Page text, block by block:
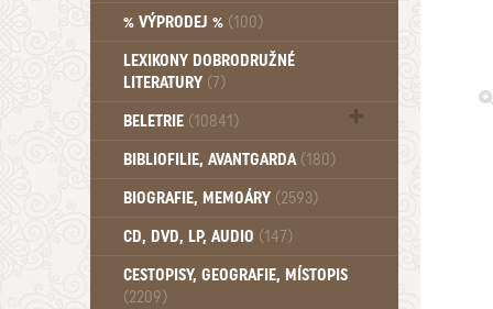
% VÝPRODEJ % (100)
LEXIKONY DOBRODRUŽNÉ
LITERATURY (7)
BELETRIE (10841)
Beletrie - Historická (1388)
Beletrie - Povídky (1757)
Beletrie - Válečné romány (489)
Beletrie - Ženské a dívčí romány
(1522)
BIBLIOFILIE, AVANTGARDA (180)
BIOGRAFIE, MEMOÁRY (2593)
CD, DVD, LP, AUDIO (147)
CESTOPISY, GEOGRAFIE, MÍSTOPIS
(2209)